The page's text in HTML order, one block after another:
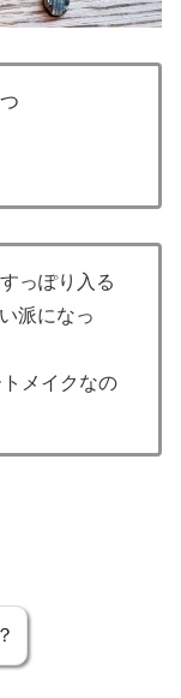
っぽり入る
派になっ
メイクなの